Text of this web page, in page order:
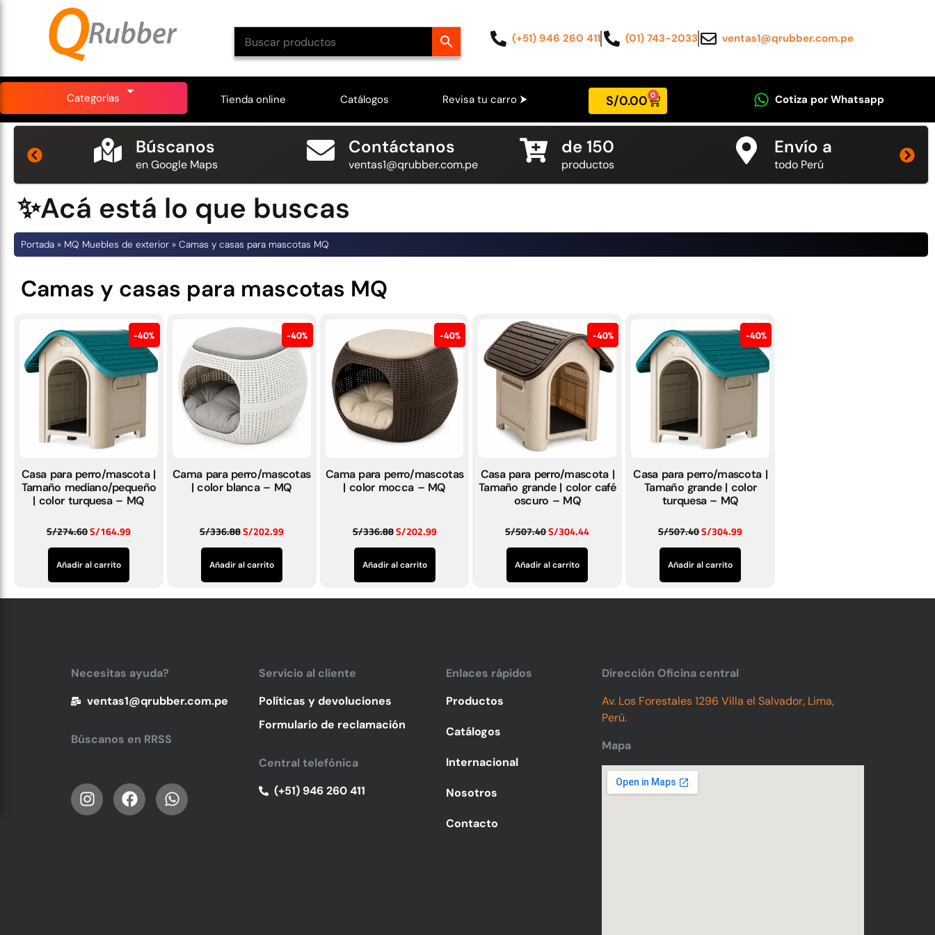
(+51) 946 260 411 (01) 743-2033 ventas1@qrubber.com.pe
Categorías Tienda online Catálogos Revisa tu carro ⮞ S/0.00 0 Cotiza por Whatsapp
Búscanos
en Google Maps
Contáctanos
ventas1@qrubber.com.pe
de 150
productos
Envío a
todo Perú
✨Acá está lo que buscas
Portada » MQ Muebles de exterior » Camas y casas para mascotas MQ
Camas y casas para mascotas MQ
40%
Casa para perro/mascota |
Tamaño mediano/pequeño
| color turquesa – MQ
S/274.60S/164.99
Añadir al carrito
40%
Cama para perro/mascotas
| color blanca – MQ
S/336.88S/202.99
Añadir al carrito
40%
Cama para perro/mascotas
| color mocca – MQ
S/336.88S/202.99
Añadir al carrito
40%
Casa para perro/mascota |
Tamaño grande | color café
oscuro – MQ
S/507.40S/304.44
Añadir al carrito
40%
Casa para perro/mascota |
Tamaño grande | color
turquesa – MQ
S/507.40S/304.99
Añadir al carrito
Necesitas ayuda?
ventas1@qrubber.com.pe
Búscanos en RRSS
Servicio al cliente
Políticas y devoluciones
Formulario de reclamación
Central telefónica
(+51) 946 260 411
Enlaces rápidos
Productos
Catálogos
Internacional
Nosotros
Contacto
Dirección Oficina central
Av. Los Forestales 1296 Villa el Salvador, Lima,
Perú.
Mapa